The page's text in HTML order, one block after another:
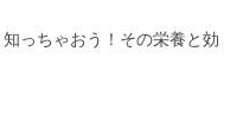
っちゃおう！その栄養と効